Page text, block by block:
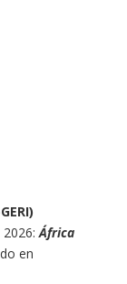
2026:África
en